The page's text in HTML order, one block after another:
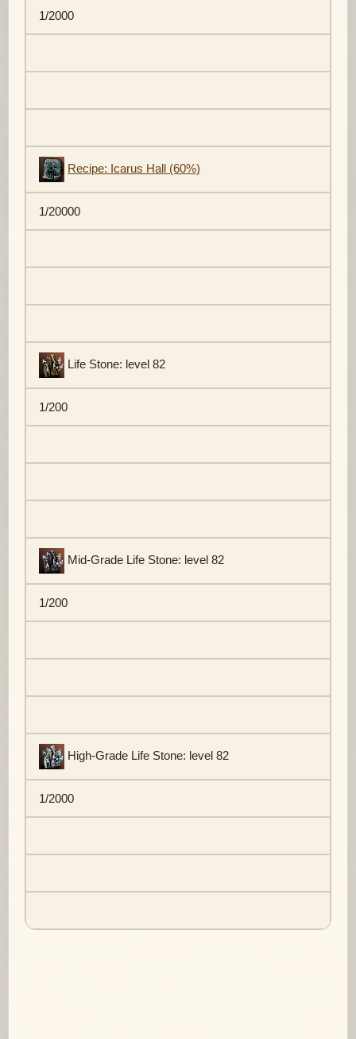
1/2000
Recipe: Icarus Hall (60%)
1/20000
Life Stone: level 82
1/200
Mid-Grade Life Stone: level 82
1/200
High-Grade Life Stone: level 82
1/2000